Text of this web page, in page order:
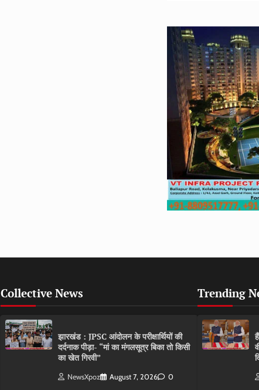
Collective News
झारखंड : JPSC आंदोलन के परीक्षार्थियों की
दर्दनाक पीड़ा- “मां का मंगलसूत्र बिका तो किसी
का खेत गिरवी”
NewsXpoz August 7, 2026 0
Trending